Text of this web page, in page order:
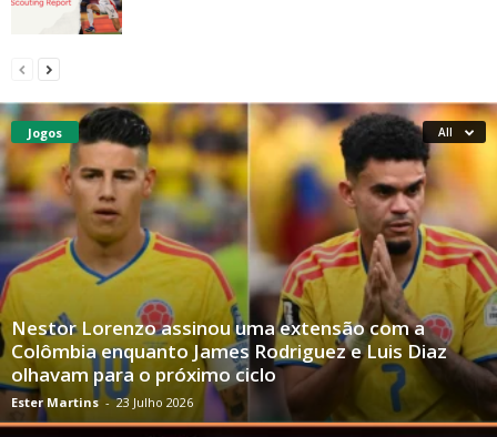
Jogos All
Nestor Lorenzo assinou uma extensão com a
Colômbia enquanto James Rodriguez e Luis Diaz
olhavam para o próximo ciclo
Ester Martins - 23 Julho 2026